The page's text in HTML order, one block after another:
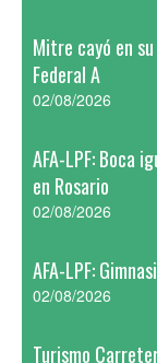
Mitre cayó en
Federal A
02/08/2026
AFA-LPF: Boca
en Rosario
02/08/2026
AFA-LPF:
02/08/2026
Turismo